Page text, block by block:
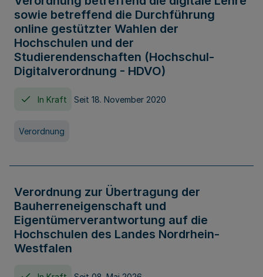
sowie betreffend die Durchführung
online gestützter Wahlen der
Hochschulen und der
Studierendenschaften (Hochschul-
Digitalverordnung - HDVO)
In Kraft Seit 18. November 2020
Verordnung
Verordnung zur Übertragung der
Bauherreneigenschaft und
Eigentümerverantwortung auf die
Hochschulen des Landes Nordrhein-
Westfalen